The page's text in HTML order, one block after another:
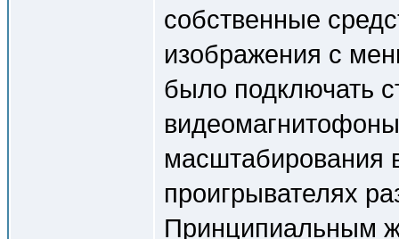
собственные
изображения с
было подключать
масштабирования
проигрывателях
Принципиальным